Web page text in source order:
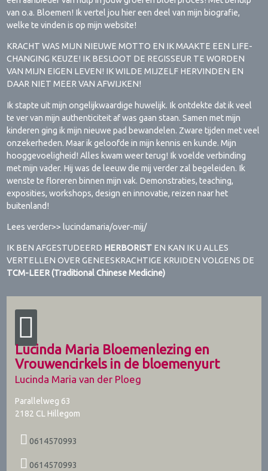
van o.a. Bloemen! Ik vertel jou hier een deel van mijn biografie,
welke te vinden is op mijn website!
KRACHT WAS MIJN NIEUWE MOTTO EN IK MAAKTE EEN LIFE-
CHANGING KEUZE! IK BESLOOT DE REGISSEUR TE WORDEN
VAN MIJN EIGEN LEVEN! IK WILDE MIJZELF HERVINDEN EN
DAAR NIET MEER VAN AFWIJKEN!
Ik stapte uit mijn ongelijkwaardige huwelijk. Ik ontdekte dat ik veel
te ver van mijn authenticiteit af was gaan staan. Samen met mijn
kinderen ging ik mijn nieuwe pad bewandelen. Zware tijden met veel
onzekerheden. Maar ik geloofde in mijn kennis en kunde. Mijn
hooggevoeligheid! Alles kwam weer terug! Ik voelde verbinding
met mijn vader. Hij was de leeuw die mij verder zal begeleiden. Ik
wenste te floreren binnen mijn vak. Demonstraties, teaching,
exposities, workshops, design en innovatie, reizen naar het
buitenland!
Lees verder>> lucindamaria/over-mij/
IK BEN AFGESTUDEERD HERBORIST EN KAN IK U ALLES
VERTELLEN OVER GENEESKRACHTIGE KRUIDEN VOLGENS DE
TCM-LEER (Traditional Chinese Medicine)
Lucinda Maria Bloemenlezing en
Vrouwencirkels in de bloemenyurt
Lucinda Maria van der Ploeg
Parallelweg 63
2182 CL Hillegom
0614570993
0614570993